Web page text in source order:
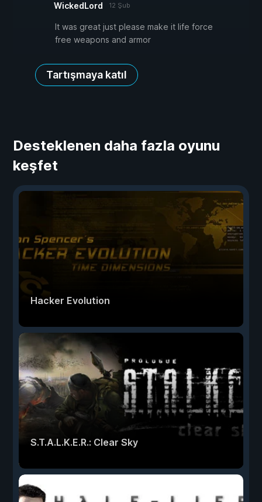
WickedLord 12 Şub
It was great just please make it life force
free weapons and armor
Tartışmaya katıl
Desteklenen daha fazla oyunu
keşfet
Hacker Evolution
S.T.A.L.K.E.R.: Clear Sky